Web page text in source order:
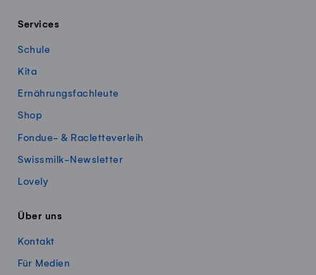
Services
Schule
Kita
Ernährungsfachleute
Shop
Fondue- & Racletteverleih
Swissmilk-Newsletter
Lovely
Über uns
Kontakt
Für Medien